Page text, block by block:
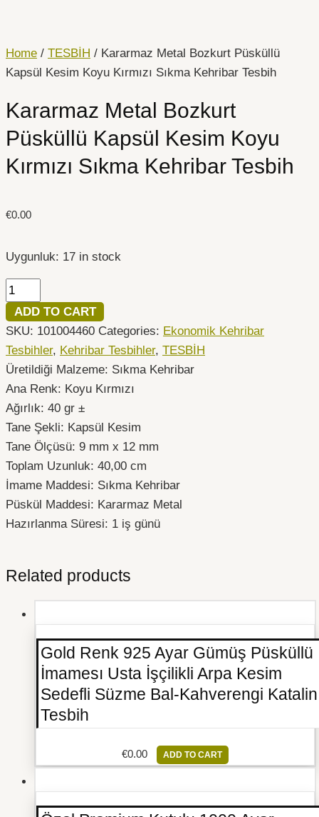
Home / TESBİH / Kararmaz Metal Bozkurt Püsküllü
Kapsül Kesim Koyu Kırmızı Sıkma Kehribar Tesbih
Kararmaz Metal Bozkurt
Püsküllü Kapsül Kesim Koyu
Kırmızı Sıkma Kehribar Tesbih
€0.00
Uygunluk: 17 in stock
Bozkurt
Püsküllü
Kesim
Kırmızı
Sıkma
quantity
ADD TO CART
SKU: 101004460 Categories: Ekonomik Kehribar
Tesbihler, Kehribar Tesbihler, TESBİH
Üretildiği Malzeme: Sıkma Kehribar
Ana Renk: Koyu Kırmızı
Ağırlık: 40 gr ±
Tane Şekli: Kapsül Kesim
Tane Ölçüsü: 9 mm x 12 mm
Toplam Uzunluk: 40,00 cm
İmame Maddesi: Sıkma Kehribar
Püskül Maddesi: Kararmaz Metal
Hazırlanma Süresi: 1 iş günü
Related products
Gold Renk 925 Ayar Gümüş Püsküllü
İmamesı Usta İşçilikli Arpa Kesim
Sedefli Süzme Bal-Kahverengi Katalin
Tesbih
€0.00 ADD TO CART